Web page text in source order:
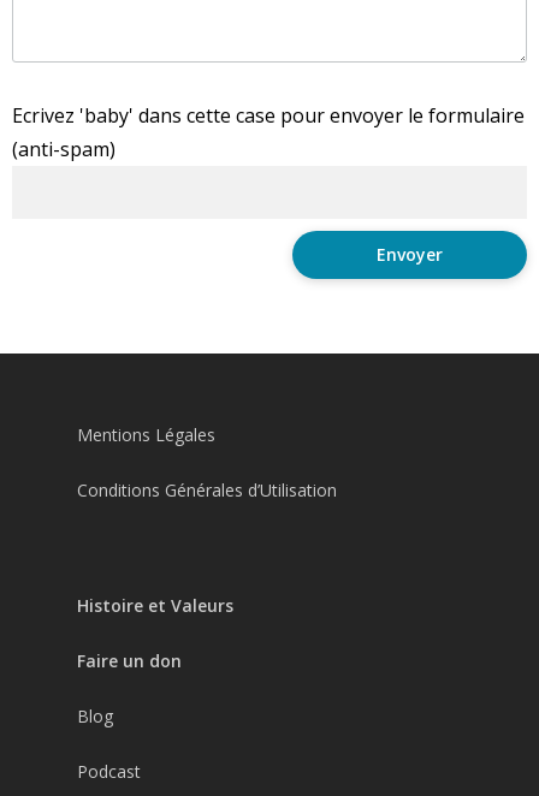
Ecrivez 'baby' dans cette case pour envoyer le formulaire
(anti-spam)
Mentions Légales
Conditions Générales d’Utilisation
Histoire et Valeurs
Faire un don
Blog
Podcast